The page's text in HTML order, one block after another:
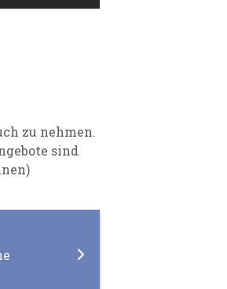
zu nehmen.
sind